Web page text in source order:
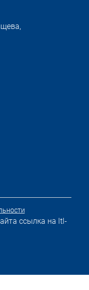
ссылка на ltl-